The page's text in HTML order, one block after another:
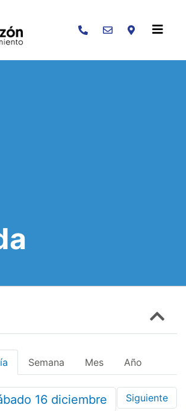
Buscar
Semana Mes Año
16 diciembre Siguiente